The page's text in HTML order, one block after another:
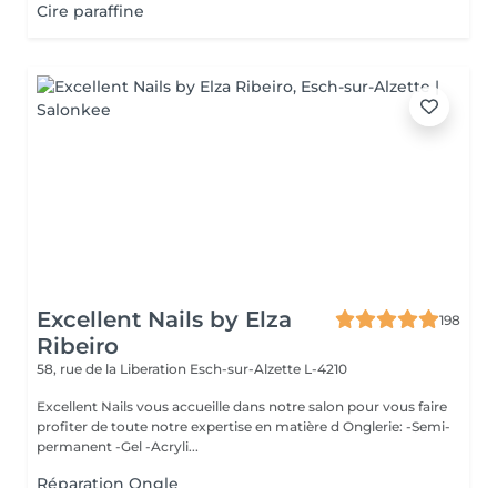
Cire paraffine
Excellent Nails by Elza
Ribeiro
198
58, rue de la Liberation Esch-sur-Alzette L-4210
Excellent Nails vous accueille dans notre salon pour vous faire
profiter de toute notre expertise en matière d Onglerie: -Semi-
permanent -Gel -Acryli...
Réparation Ongle